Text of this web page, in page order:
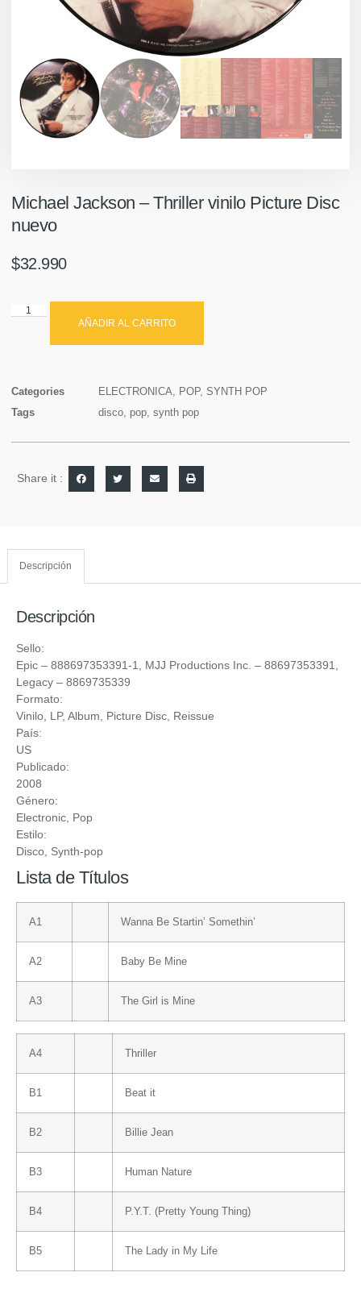
Michael Jackson – Thriller vinilo Picture Disc
nuevo
$32.990
AÑADIR AL CARRITO
Categories ELECTRONICA, POP, SYNTH POP
Tags
disco, pop, synth pop
Share it :
Descripción
Descripción
Sello:
Epic – 888697353391-1, MJJ Productions Inc. – 88697353391,
Legacy – 8869735339
Formato:
Vinilo , LP, Album, Picture Disc, Reissue
País:
US
Publicado:
2008
Género:
Electronic Pop
Estilo:
Disco Synth-pop
Lista de Títulos
A1 Wanna Be Startin’ Somethin’
A2 Baby Be Mine
A3 The Girl is Mine
A4 Thriller
B1 Beat it
B2 Billie Jean
B3 Human Nature
B4 P.Y.T. (Pretty Young Thing)
B5 The Lady in My Life